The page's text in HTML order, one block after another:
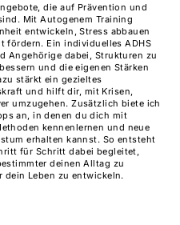
die auf Prävention und
MitAutogenem Training
entwickeln, Stress abbauen
fördern. Ein individuellesADHS
Angehörige dabei, Strukturen zu
und die eigenen Stärken
stärkt ein gezieltes
und hilft dir, mit Krisen,
umzugehen. Zusätzlich biete ich
an, in denen du dich mit
kennenlernen und neue
erhalten kannst. So entsteht
für Schritt dabei begleitet,
deinen Alltag zu
dein Leben zu entwickeln.